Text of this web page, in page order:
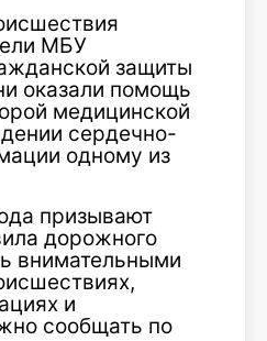
МБУ
защиты
оказали помощь
медицинской
сердечно-
одному из
призывают
дорожного
внимательными
и
сообщать по